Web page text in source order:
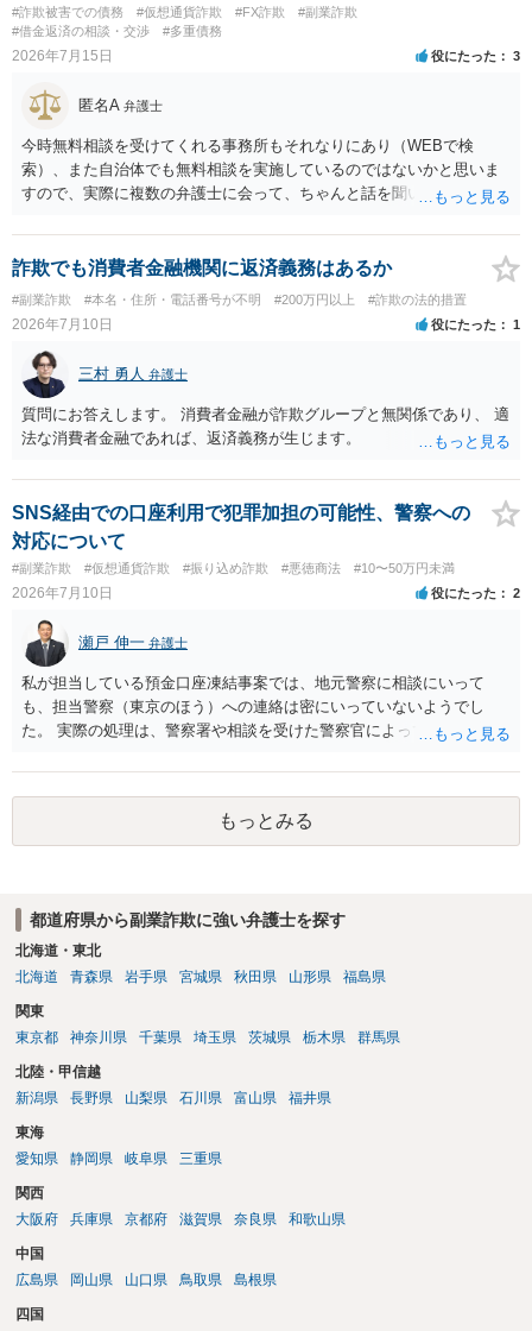
#詐欺被害での債務 #仮想通貨詐欺 #FX詐欺
#副業詐欺
#借金返済の相談・交渉
#多重債務
2026年7月15日 役にたった 3
匿名A 弁護士
今時無料相談を受けてくれる事務所もそれなりにあり（WEBで検
索）、また自治体でも無料相談を実施しているのではないかと思いま
すので、実際に複数の弁護士に会って、ちゃんと話を聞いてくれる
はそもそも事案を把握できていないようですので、御相談の案件につ
いては弁護士として能力不足なのかもしれません。相手にしない方が
良いと思います。ただ、仮想通貨詐欺の被害回復は現実的には難しい
かもしれません。
詐欺でも消費者金融機関に返済義務はあるか
#副業詐欺 #本名・住所・電話番号が不明 #200万円以上 #詐欺の法的措置
2026年7月10日 役にたった 1
三村 勇人 弁護士
質問にお答えします。 消費者金融が詐欺グループと無関係であり、 適
法な消費者金融であれば、返済義務が生じます。
SNS経由での口座利用で犯罪加担の可能性、警察への
対応について
#副業詐欺 #仮想通貨詐欺 #振り込め詐欺 #悪徳商法 #10〜50万円未満
2026年7月10日 役にたった 2
瀬戸 伸一 弁護士
私が担当している預金口座凍結事案では、地元警察に相談にいって
も、担当警察（東京のほう）への連絡は密にいっていないようでし
た。 実際の処理は、警察署や相談を受けた警察官によってだいぶ変わ
いて弁護士に依頼を検討されてください。
もっとみる
都道府県から副業詐欺に強い弁護士を探す
北海道・東北
北海道
青森県 岩手県 宮城県 秋田県 山形県 福島県
関東
東京都
神奈川県 千葉県 埼玉県 茨城県 栃木県 群馬県
北陸・甲信越
新潟県
長野県 山梨県 石川県 富山県 福井県
東海
愛知県
静岡県 岐阜県 三重県
関西
大阪府
兵庫県 京都府 滋賀県 奈良県 和歌山県
中国
広島県
岡山県 山口県 鳥取県 島根県
四国